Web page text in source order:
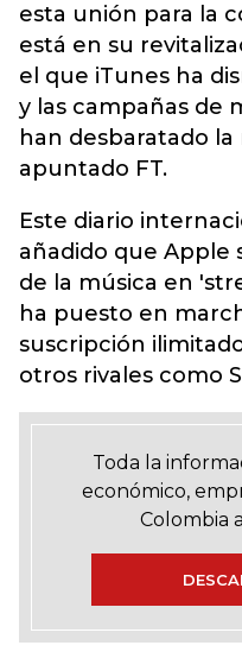
esta unión para la
está en su
el que iTunes ha
y las campañas de
han desbaratado
apuntado FT.
Este diario
añadido que Apple
de la música en
ha puesto en
suscripción
otros rivales como
Toda la
económico,
Colombia